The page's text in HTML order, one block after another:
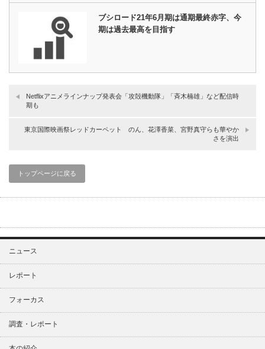
ブシロード21年6月期は通期最終赤字、今
期は過去最高を目指す
Netflixアニメラインナップ発表会「攻殻機動隊」「斉木楠雄」など配信時
期も
東京国際映画祭レッドカーペット のん、花澤香菜、宮野真守らも華やか
さを演出
トップページに戻る
ニュース
レポート
フォーカス
調査・レポート